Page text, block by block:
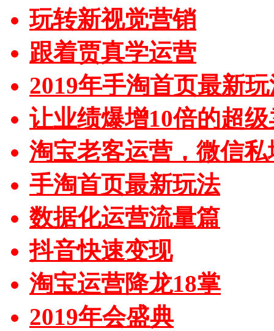
玩转新视觉营销
跟着贾真学运营
2019年手淘首页最新
让业绩爆增10倍的超
淘宝老客运营，微信私
手淘首页最新玩法
数据化运营流量篇
抖音快速变现
淘宝运营降龙18掌
2019年会盛典